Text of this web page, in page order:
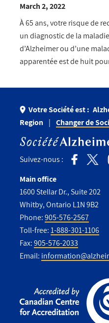
March 2, 2022
À 65 ans, votre risque de
un diagnostic de la maladie
d’Alzheimer ou d’une
apparentée est de huit
Votre Société est :
Region
Changer de
Suivez-nous :
Main office
1600 Stellar Dr., Suite 202
Whitby, Ontario L1N 9B2
Phone:905-576-2567
Toll-free:1-888-301-1106
Fax:905-576-2033
Email: